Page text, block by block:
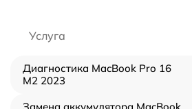
Услуга
Диагностика MacBook Pro 16
M2 2023
Замена аккумулятора MacBook